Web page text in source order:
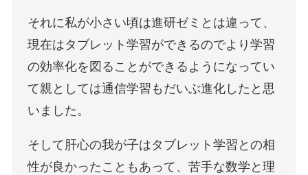
それに私が小さい頃は進研ゼミとは違って、
現在はタブレット学習ができるのでより学習
の効率化を図ることができるようになってい
て親としては通信学習もだいぶ進化したと思
いました。
そして肝心の我が子はタブレット学習との相
性が良かったこともあって、苦手な数学と理